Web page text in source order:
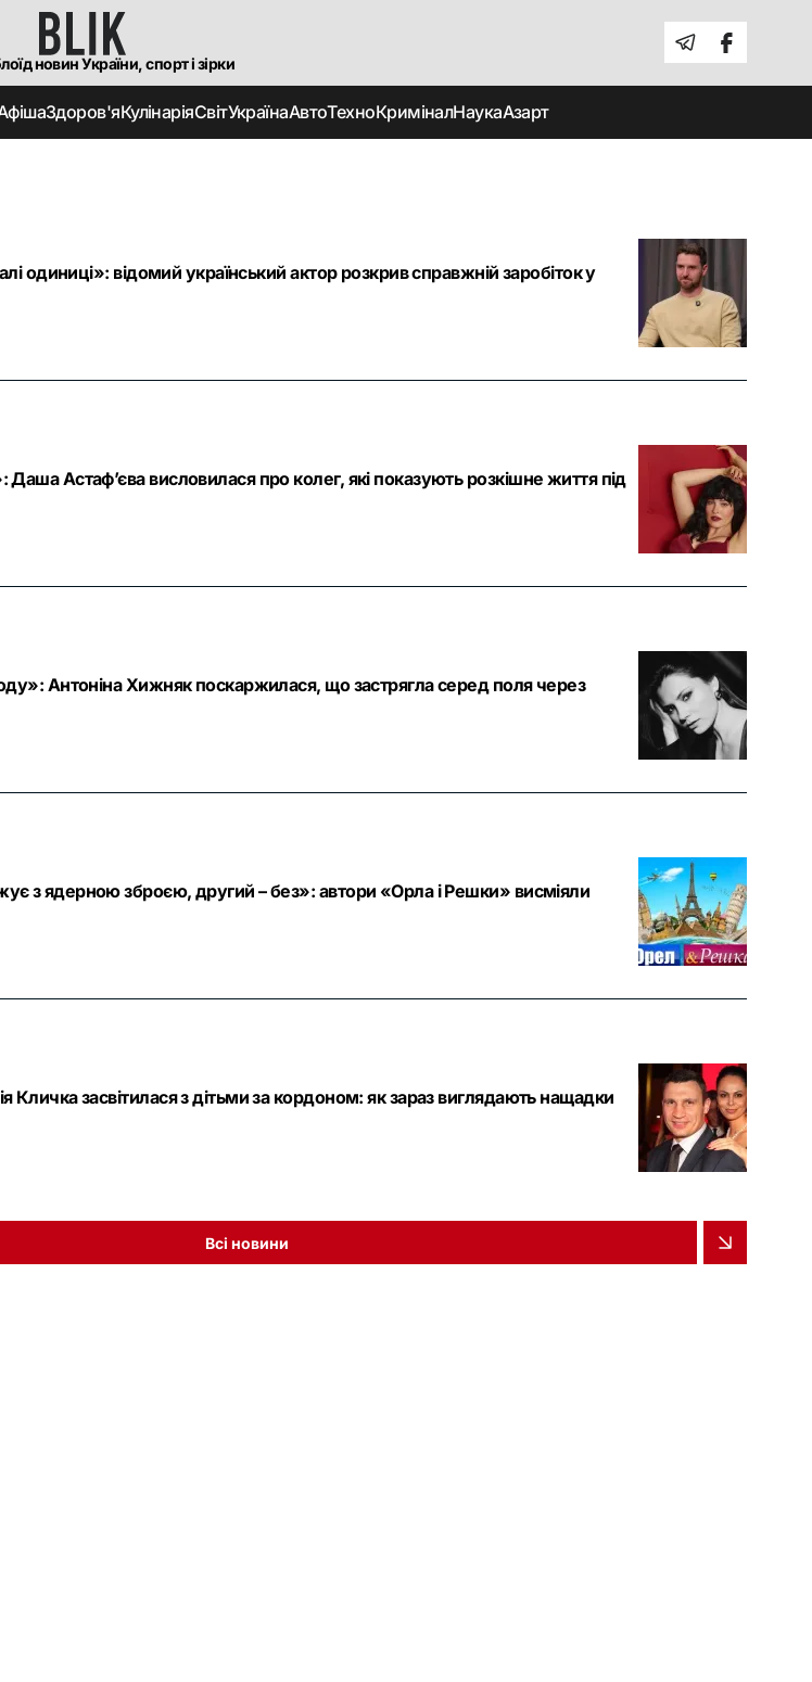
новин України, спорт і зірки
Здоров'яКулінаріяСвітУкраїнаАвтоТехноКриміналНаукаАзарт
одиниці»: відомий український актор розкрив справжній заробіток у
Астаф’єва висловилася про колег, які показують розкішне життя під
Антоніна Хижняк поскаржилася, що застрягла серед поля через
з ядерною зброєю, другий – без»: автори «Орла і Решки» висміяли
Кличка засвітилася з дітьми за кордоном: як зараз виглядають нащадки
Всі новини